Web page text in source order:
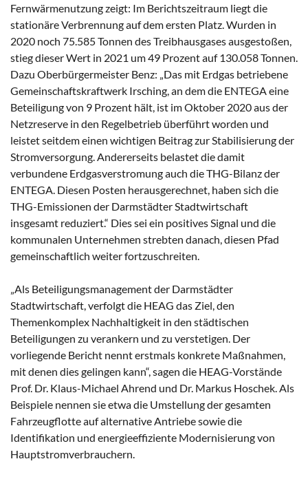
Fernwärmenutzung zeigt: Im Berichtszeitraum liegt die
stationäre Verbrennung auf dem ersten Platz. Wurden in
2020 noch 75.585 Tonnen des Treibhausgases ausgestoßen,
stieg dieser Wert in 2021 um 49 Prozent auf 130.058 Tonnen.
Dazu Oberbürgermeister Benz: „Das mit Erdgas betriebene
Gemeinschaftskraftwerk Irsching, an dem die ENTEGA eine
Beteiligung von 9 Prozent hält, ist im Oktober 2020 aus der
Netzreserve in den Regelbetrieb überführt worden und
leistet seitdem einen wichtigen Beitrag zur Stabilisierung der
Stromversorgung. Andererseits belastet die damit
verbundene Erdgasverstromung auch die THG-Bilanz der
ENTEGA. Diesen Posten herausgerechnet, haben sich die
THG-Emissionen der Darmstädter Stadtwirtschaft
insgesamt reduziert.“ Dies sei ein positives Signal und die
kommunalen Unternehmen strebten danach, diesen Pfad
gemeinschaftlich weiter fortzuschreiten.
„Als Beteiligungsmanagement der Darmstädter
Stadtwirtschaft, verfolgt die HEAG das Ziel, den
Themenkomplex Nachhaltigkeit in den städtischen
Beteiligungen zu verankern und zu verstetigen. Der
vorliegende Bericht nennt erstmals konkrete Maßnahmen,
mit denen dies gelingen kann“, sagen die HEAG-Vorstände
Prof. Dr. Klaus-Michael Ahrend und Dr. Markus Hoschek. Als
Beispiele nennen sie etwa die Umstellung der gesamten
Fahrzeugflotte auf alternative Antriebe sowie die
Identifikation und energieeffiziente Modernisierung von
Hauptstromverbrauchern.